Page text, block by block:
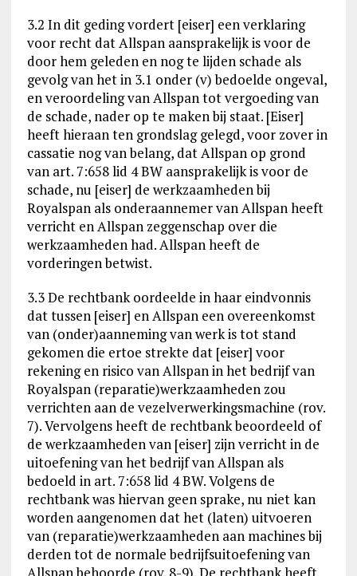
3.2 In dit geding vordert [eiser] een verklaring
voor recht dat Allspan aansprakelijk is voor de
door hem geleden en nog te lijden schade als
gevolg van het in 3.1 onder (v) bedoelde ongeval,
en veroordeling van Allspan tot vergoeding van
de schade, nader op te maken bij staat. [Eiser]
heeft hieraan ten grondslag gelegd, voor zover in
cassatie nog van belang, dat Allspan op grond
van art. 7:658 lid 4 BW aansprakelijk is voor de
schade, nu [eiser] de werkzaamheden bij
Royalspan als onderaannemer van Allspan heeft
verricht en Allspan zeggenschap over die
werkzaamheden had. Allspan heeft de
vorderingen betwist.
3.3 De rechtbank oordeelde in haar eindvonnis
dat tussen [eiser] en Allspan een overeenkomst
van (onder)aanneming van werk is tot stand
gekomen die ertoe strekte dat [eiser] voor
rekening en risico van Allspan in het bedrijf van
Royalspan (reparatie)werkzaamheden zou
verrichten aan de vezelverwerkingsmachine (rov.
7). Vervolgens heeft de rechtbank beoordeeld of
de werkzaamheden van [eiser] zijn verricht in de
uitoefening van het bedrijf van Allspan als
bedoeld in art. 7:658 lid 4 BW. Volgens de
rechtbank was hiervan geen sprake, nu niet kan
worden aangenomen dat het (laten) uitvoeren
van (reparatie)werkzaamheden aan machines bij
derden tot de normale bedrijfsuitoefening van